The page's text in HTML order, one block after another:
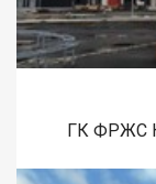
ГК ФРЖС